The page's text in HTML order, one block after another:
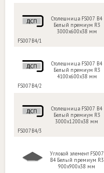
FS007B4/1
Столешница FS007 B4
Белый премиум R3
3000х600х38 мм
FS007B4/2
Столешница FS007 B4
Белый премиум R3
4100х600х38 мм
FS007B4/3
Столешница FS007 B4
Белый премиум R3
3000х1200х38 мм
Угловой элемент FS007
B4 Белый премиум R3
900х900х38 мм